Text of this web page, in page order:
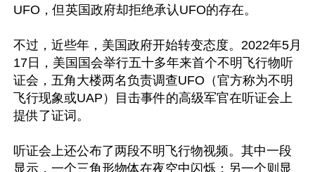
UFO，但英国政府却拒绝承认UFO的存在。
不过，近些年，美国政府开始转变态度。2022年5月
17日，美国国会举行五十多年来首个不明飞行物听
证会，五角大楼两名负责调查UFO（官方称为不明
飞行现象或UAP）目击事件的高级军官在听证会上
提供了证词。
听证会上还公布了两段不明飞行物视频。其中一段
显示，一个三角形物体在夜空中闪烁；另一个则显